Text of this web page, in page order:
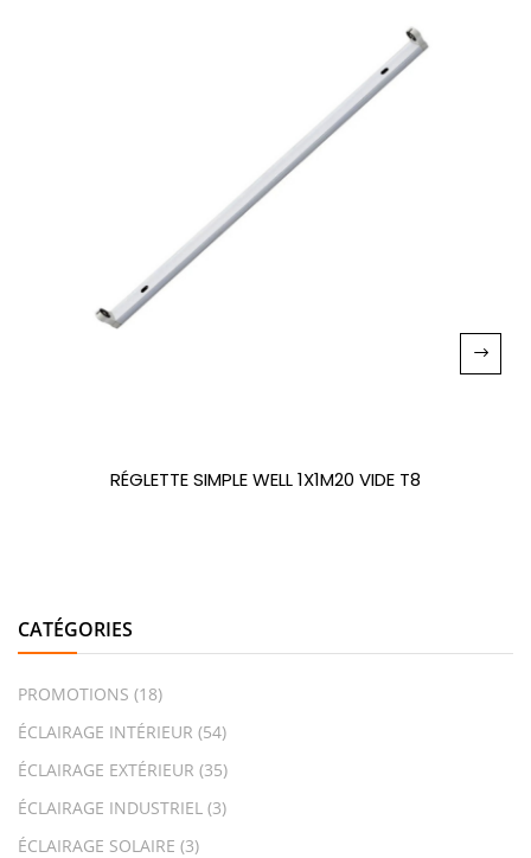
CATÉGORIES
PROMOTIONS (18)
ÉCLAIRAGE INTÉRIEUR (54)
ÉCLAIRAGE EXTÉRIEUR (35)
ÉCLAIRAGE INDUSTRIEL (3)
ÉCLAIRAGE SOLAIRE (3)
RÉGLETTE SIMPLE WELL 1X1M20 VIDE T8